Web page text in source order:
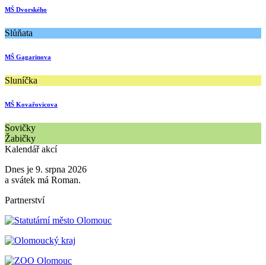
MŠ Dvorského
Slůňata
MŠ Gagarinova
Sluníčka
MŠ Kovařovicova
Sovičky
Žabičky
Kalendář akcí
Dnes je 9. srpna 2026
a svátek má Roman.
Partnerství